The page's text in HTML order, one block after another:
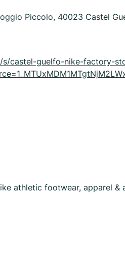
Piccolo, 40023 Castel
castel-guelfo-nike-factory-
athletic footwear, apparel &